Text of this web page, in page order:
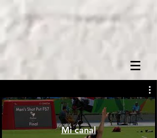
Mi canal